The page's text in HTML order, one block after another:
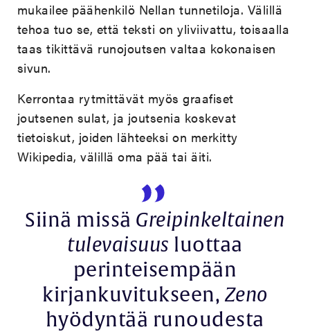
mukailee päähenkilö Nellan tunnetiloja. Välillä
tehoa tuo se, että teksti on yliviivattu, toisaalla
taas tikittävä runojoutsen valtaa kokonaisen
sivun.
Kerrontaa rytmittävät myös graafiset
joutsenen sulat, ja joutsenia koskevat
tietoiskut, joiden lähteeksi on merkitty
Wikipedia, välillä oma pää tai äiti.
Siinä missä Greipinkeltainen
tulevaisuus luottaa
perinteisempään
kirjankuvitukseen, Zeno
hyödyntää runoudesta